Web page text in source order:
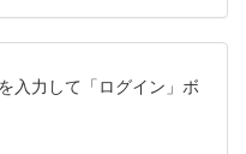
入力して「ログイン」ボ